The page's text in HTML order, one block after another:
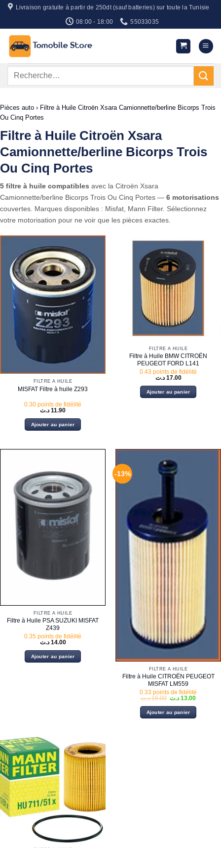
Passer
contenu
Livraison gratuite à partir de 250dt (sauf batteries) sur toute la Tunisie
08:00 - 18:00 55033035
Recherche
Pièces auto › Filtre à Huile Citroën Xsara Camionnette/berline Bicorps Trois
Ou Cinq Portes
Filtre à Huile Citroën Xsara
Camionnette/berline Bicorps Trois
Ou Cinq Portes
5 filtre à huile compatibles avec la Citroën Xsara
Camionnette/berline Bicorps Trois Ou Cinq Portes — 6 motorisations
couvertes. Marques disponibles : Misfat, Mann Filter. Sélectionnez
votre motorisation pour ne voir que les pièces exactes.
FILTRE À HUILE
MISFAT Filtre à huile Z293
0.30 points de fidélité
11.90 د.ت
Ajouter au panier
FILTRE À HUILE
Filtre à Huile BMW CITROËN
PEUGEOT FORD L141
0.43 points de fidélité
17.00 د.ت
Ajouter au panier
FILTRE À HUILE
Filtre à Huile PSA SUZUKI MISFAT
Z439
0.35 points de fidélité
14.00 د.ت
Ajouter au panier
-13%
FILTRE À HUILE
Filtre à Huile CITROËN PEUGEOT
MISFAT LM559
0.33 points de fidélité
15.00 د.ت
Le
initial
était :
13.00 د.ت
Le
actuel
est :
Ajouter au panier